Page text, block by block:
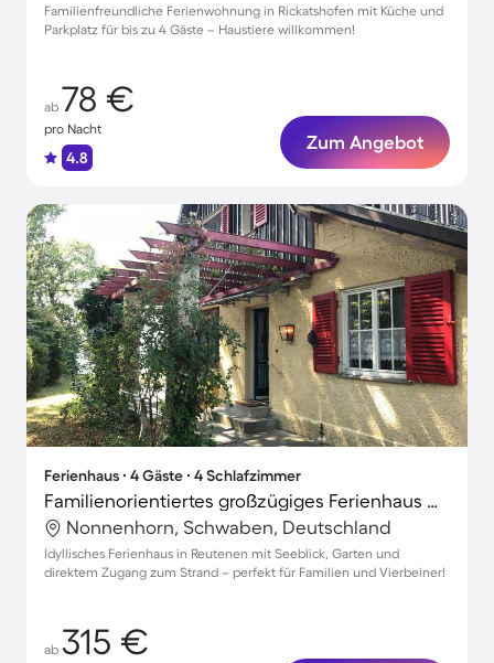
Familienfreundliche Ferienwohnung in Rickatshofen mit Küche und
Parkplatz für bis zu 4 Gäste – Haustiere willkommen!
ab 78 €
pro Nacht
4.8
Zum Angebot
Ferienhaus ∙ 4 Gäste ∙ 4 Schlafzimmer
Familienorientiertes großzügiges Ferienhaus mit Grill, Garten und Terrasse | Gartenblick | Haustiere erlaubt
Nonnenhorn, Schwaben, Deutschland
Idyllisches Ferienhaus in Reutenen mit Seeblick, Garten und
direktem Zugang zum Strand – perfekt für Familien und Vierbeiner!
ab 315 €